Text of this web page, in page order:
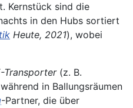
Kernstück sind die
in den Hubs sortiert
Heute, 2021), wobei
Transporter(z. B.
in Ballungsräumen
-Partner, die über